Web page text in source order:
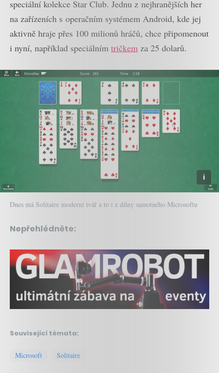
speciální kolekce Star Club. Jednu z nejhranějších her
na zařízeních s operačním systémem Android, kde jej
aktivně hraje přes 100 milionů hráčů, chce připomenout
i nyní, například speciálním tričkem za 25 dolarů.
Dnes má Solitaire moderní tvář a to i z dílny samotného Microsoftu
Nepřehlédněte:
Související témata:
Microsoft Solitaire